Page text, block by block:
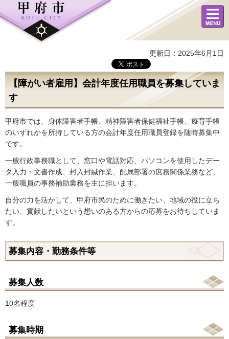
メニュ
ー
更新日：2025年6月1日
【障がい者雇用】会計年度任用職員を募集していま
す
甲府市では、身体障害者手帳、精神障害者保健福祉手帳、療育手帳
のいずれかを所持している方の会計年度任用職員登録を随時募集中
です。
一般行政事務職として、窓口や電話対応、パソコンを使用したデー
タ入力・文書作成、封入封緘作業、配属部署の庶務関係業務など、
一般職員の事務補助業務を主に担います。
自分の力を活かして、甲府市民のために働きたい、地域の役に立ち
たい、貢献したいという想いのある方からの応募をお待ちしていま
す。
募集内容・勤務条件等
募集人数
10名程度
募集時期